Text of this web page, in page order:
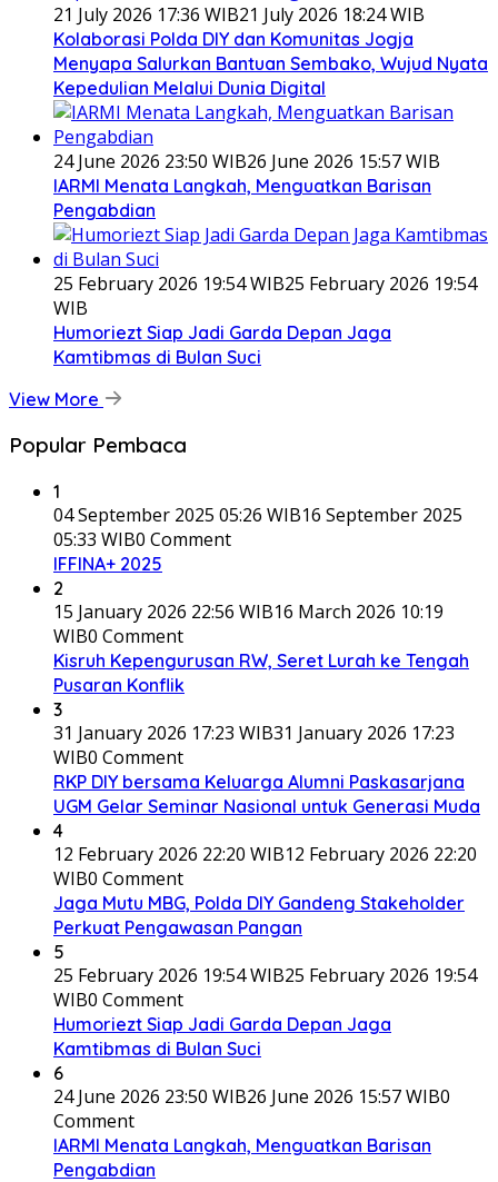
21 July 2026 17:36 WIB21 July 2026 18:24 WIB
Kolaborasi Polda DIY dan Komunitas Jogja
Menyapa Salurkan Bantuan Sembako, Wujud Nyata
Kepedulian Melalui Dunia Digital
24 June 2026 23:50 WIB26 June 2026 15:57 WIB
IARMI Menata Langkah, Menguatkan Barisan
Pengabdian
25 February 2026 19:54 WIB25 February 2026 19:54
WIB
Humoriezt Siap Jadi Garda Depan Jaga
Kamtibmas di Bulan Suci
View More
Popular Pembaca
1
04 September 2025 05:26 WIB16 September 2025
05:33 WIB0 Comment
IFFINA+ 2025
2
15 January 2026 22:56 WIB16 March 2026 10:19
WIB0 Comment
Kisruh Kepengurusan RW, Seret Lurah ke Tengah
Pusaran Konflik
3
31 January 2026 17:23 WIB31 January 2026 17:23
WIB0 Comment
RKP DIY bersama Keluarga Alumni Paskasarjana
UGM Gelar Seminar Nasional untuk Generasi Muda
4
12 February 2026 22:20 WIB12 February 2026 22:20
WIB0 Comment
Jaga Mutu MBG, Polda DIY Gandeng Stakeholder
Perkuat Pengawasan Pangan
5
25 February 2026 19:54 WIB25 February 2026 19:54
WIB0 Comment
Humoriezt Siap Jadi Garda Depan Jaga
Kamtibmas di Bulan Suci
6
24 June 2026 23:50 WIB26 June 2026 15:57 WIB0
Comment
IARMI Menata Langkah, Menguatkan Barisan
Pengabdian